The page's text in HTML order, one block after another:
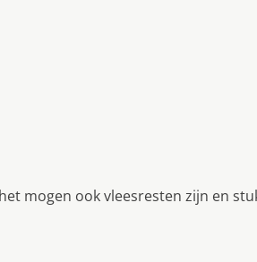
mogen ook vleesresten zijn en